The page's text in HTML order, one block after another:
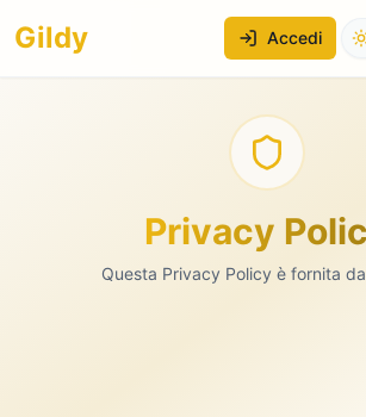
Gildy Accedi
Privacy
Questa Privacy Policy è fornita da